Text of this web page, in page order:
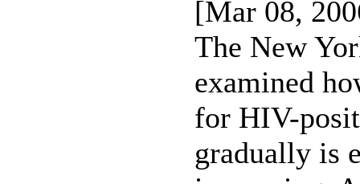
[Mar 08,
The New
examined
for HIV-
gradually is